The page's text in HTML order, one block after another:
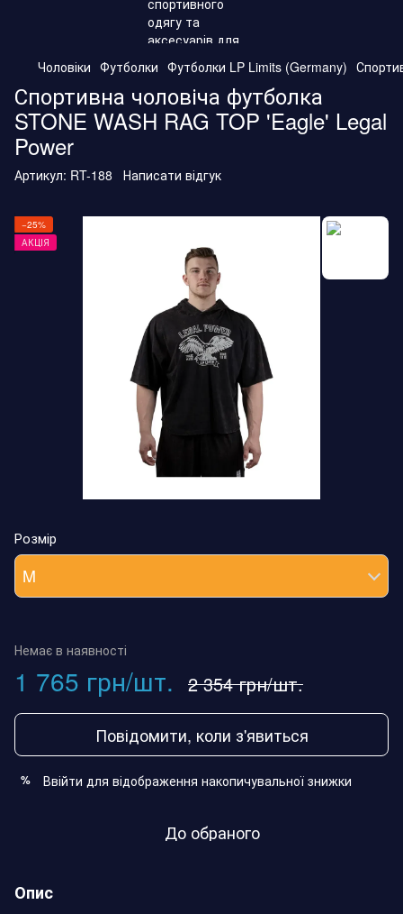
Чоловіки Футболки Футболки LP Limits (Germany)
Спортивна чоловіча футболка
STONE WASH RAG TOP 'Eagle' Legal
Power
Артикул: RT-188 Написати відгук
−25%
АКЦІЯ
Розмір
M
Немає в наявності
1 765 грн/шт. 2 354 грн/шт.
Повідомити, коли з'явиться
% Ввійти для відображення накопичувальної знижки
До обраного
Опис